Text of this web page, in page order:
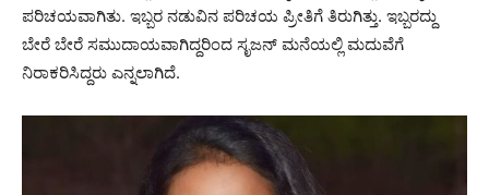
ಪರಿಚಯವಾಗಿತು. ಇಬ್ಬರ ನಡುವಿನ ಪರಿಚಯ ಪ್ರೀತಿಗೆ ತಿರುಗಿತ್ತು. ಇಬ್ಬರದ್ದು
ಬೇರೆ ಬೇರೆ ಸಮುದಾಯವಾಗಿದ್ದರಿಂದ ಸೃಜನ್ ಮನೆಯಲ್ಲಿ ಮದುವೆಗೆ
ನಿರಾಕರಿಸಿದ್ದರು ಎನ್ನಲಾಗಿದೆ.